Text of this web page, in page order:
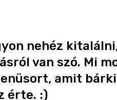
nehéz
van szó. Mi
amit
érte. :)